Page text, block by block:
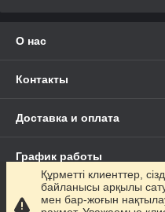
О нас
Контакты
Доставка и оплата
График работы
Полная версия сайта
Құрметті клиенттер,
байланысы арқылы
мен бар-жоғын